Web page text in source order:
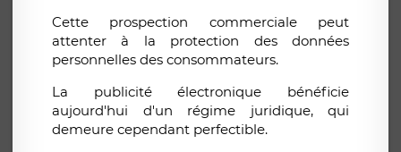
Cette prospection commerciale peut
attenter à la protection des données
personnelles des consommateurs.
La publicité électronique bénéficie
aujourd'hui d'un régime juridique, qui
demeure cependant perfectible.